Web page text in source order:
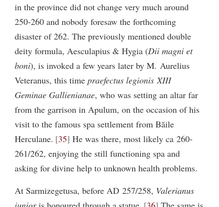
in the province did not change very much around
250-260 and nobody foresaw the forthcoming
disaster of 262. The previously mentioned double
deity formula, Aesculapius & Hygia (Dii magni et
boni), is invoked a few years later by M. Aurelius
Veteranus, this time praefectus legionis XIII
Geminae Gallienianae, who was setting an altar far
from the garrison in Apulum, on the occasion of his
visit to the famous spa settlement from Băile
Herculane. 35 He was there, most likely ca 260-
261/262, enjoying the still functioning spa and
asking for divine help to unknown health problems.
At Sarmizegetusa, before AD 257/258, Valerianus